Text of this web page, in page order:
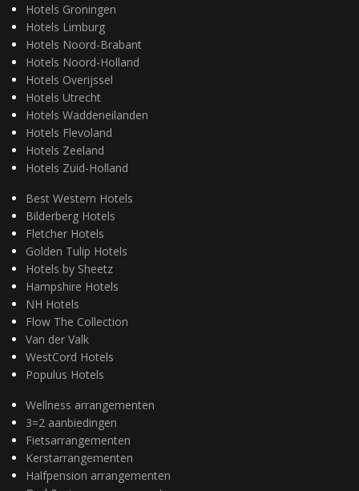
Hotels Groningen
Hotels Limburg
Hotels Noord-Brabant
Hotels Noord-Holland
Hotels Overijssel
Hotels Utrecht
Hotels Waddeneilanden
Hotels Flevoland
Hotels Zeeland
Hotels Zuid-Holland
Best Western Hotels
Bilderberg Hotels
Fletcher Hotels
Golden Tulip Hotels
Hotels by Sheetz
Hampshire Hotels
NH Hotels
Flow The Collection
Van der Valk
WestCord Hotels
Populus Hotels
Wellness arrangementen
3=2 aanbiedingen
Fietsarrangementen
Kerstarrangementen
Halfpension arrangementen